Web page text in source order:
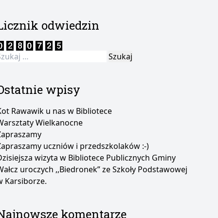
odwiedzin
wpisy
Rawawik u nas w Bibliotece
Wielkanocne
uczniów i przedszkolaków :-)
wizyta w Bibliotece Publicznych Gminy
uroczych ,,Biedronek” ze Szkoły Podstawowej
Karsiborze.
komentarze